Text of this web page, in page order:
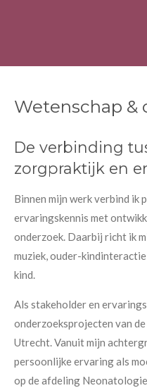
Wetenschap &
De verbinding
zorgpraktijk en
Binnen mijn werk verbind ik
ervaringskennis met
onderzoek. Daarbij richt ik
muziek, ouder-
kind.
Als stakeholder en
onderzoeksprojecten van
Utrecht. Vanuit mijn
persoonlijke ervaring als
op de afdeling